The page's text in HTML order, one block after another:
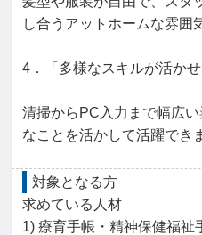
し合うアットホームな雰囲
4．「多様なスキルが活かせ
清掃からPC入力まで幅広
なことを活かして活躍でき
対象となる方
求めている人材
1) 療育手帳・精神保健福祉